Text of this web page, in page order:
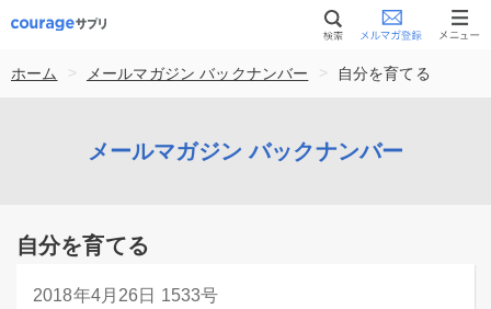
ホーム > メールマガジン バックナンバー > 自分を育てる
メールマガジン バックナンバー
自分を育てる
2018年4月26日 1533号